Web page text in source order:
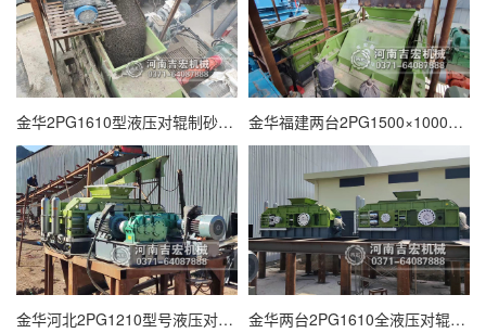
金华2PG1610型液压对辊制砂机用于瓜米石制砂,出料5毫米以下 金华福建两台2PG1500×1000型号对辊制砂机用于花岗岩制砂机
金华河北2PG1210型号液压对辊制砂机用于鹅卵石制砂? 金华两台2PG1610全液压对辊制砂机到达浙江交投集团生产现场